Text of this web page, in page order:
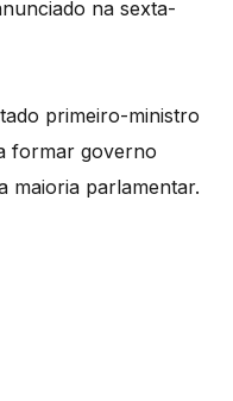
na sexta-
primeiro-ministro
formar governo
maioria parlamentar.